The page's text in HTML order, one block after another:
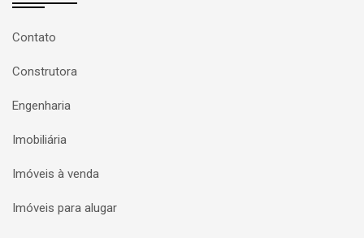
Contato
Construtora
Engenharia
Imobiliária
Imóveis à venda
Imóveis para alugar